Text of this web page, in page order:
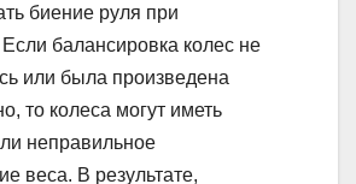
биение руля при
балансировка колес не
или была произведена
то колеса могут иметь
неправильное
веса. В результате,